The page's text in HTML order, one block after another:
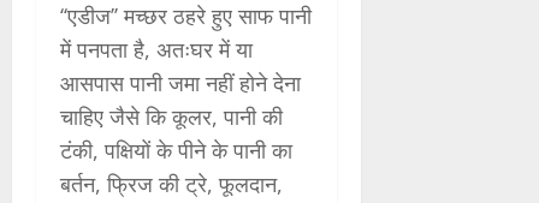
‘‘एडीज’’ मच्छर ठहरे हुए साफ पानी
में पनपता है, अतःघर में या
आसपास पानी जमा नहीं होने देना
चाहिए जैसे कि कूलर, पानी की
टंकी, पक्षियों के पीने के पानी का
बर्तन, फ्रिज की ट्रे, फूलदान,